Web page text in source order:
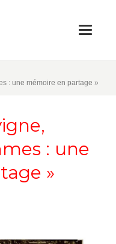
: une mémoire en partage »
: une
»